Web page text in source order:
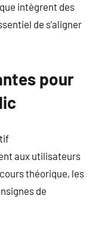
intègrent des
de s’aligner
pour
aux utilisateurs
théorique, les
de